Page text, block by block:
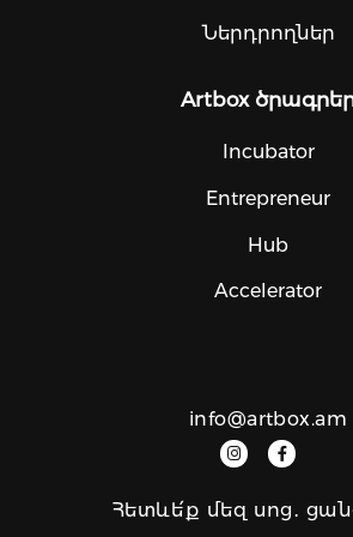
Ներդրողներ
Artbox
Incubator
Entrepreneur
Hub
Accelerator
Հետևե՛ք մեզ սոց․
info@artbox.am